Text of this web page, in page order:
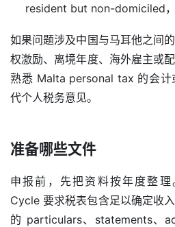
resident but non-domiciled
如果问题涉及中国与马耳他之间
权激励、离境年度、海外雇主或
熟悉 Malta personal tax 的会计
代个人税务意见。
准备哪些文件
申报前，先把资料按年度整理
Cycle 要求税表包含足以确定收
的 particulars、statements、